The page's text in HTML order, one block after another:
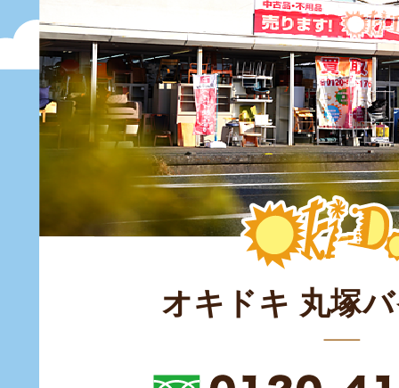
オキドキ 丸塚